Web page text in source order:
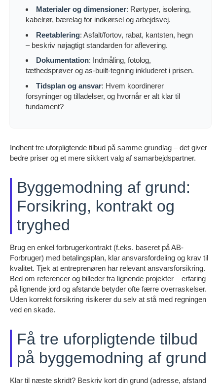
Materialer og dimensioner: Rørtyper, isolering,
kabelrør, bærelag for indkørsel og arbejdsvej.
Reetablering: Asfalt/fortov, rabat, kantsten, hegn
– beskriv nøjagtigt standarden for aflevering.
Dokumentation: Indmåling, fotolog,
tæthedsprøver og as-built-tegning inkluderet i prisen.
Tidsplan og ansvar: Hvem koordinerer
forsyninger og tilladelser, og hvornår er alt klar til
fundament?
Indhent tre uforpligtende tilbud på samme grundlag – det giver
bedre priser og et mere sikkert valg af samarbejdspartner.
Byggemodning af grund:
Forsikring, kontrakt og
tryghed
Brug en enkel forbrugerkontrakt (f.eks. baseret på AB-
Forbruger) med betalingsplan, klar ansvarsfordeling og krav til
kvalitet. Tjek at entreprenøren har relevant ansvarsforsikring.
Bed om referencer og billeder fra lignende projekter – erfaring
på lignende jord og afstande betyder ofte færre overraskelser.
Uden korrekt forsikring risikerer du selv at stå med regningen
ved en skade.
Få tre uforpligtende tilbud
på byggemodning af grund
Klar til næste skridt? Beskriv kort din grund (adresse, afstand